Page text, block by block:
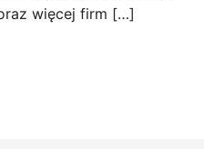
więcej firm […]